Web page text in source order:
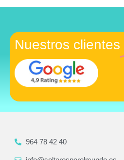
Nuestros clientes
964 78 42 40